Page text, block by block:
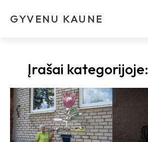
GYVENU KAUNE
Įrašai kategorijoje: